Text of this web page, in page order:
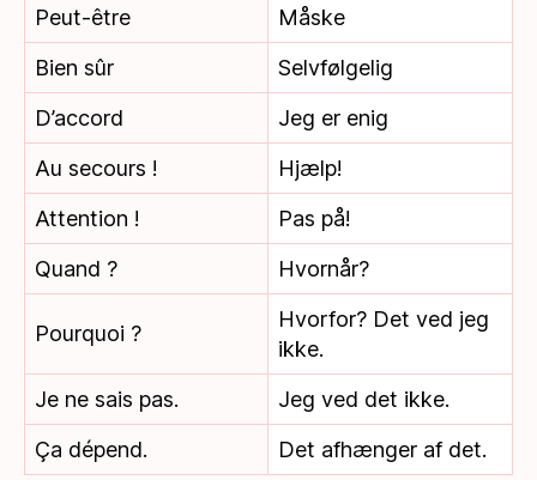
Peut-être
Måske
Bien sûr
Selvfølgelig
D’accord
Jeg er enig
Au secours !
Hjælp!
Attention !
Pas på!
Quand ?
Hvornår?
Pourquoi ?
Hvorfor? Det ved jeg
ikke.
Je ne sais pas.
Jeg ved det ikke.
Ça dépend.
Det afhænger af det.